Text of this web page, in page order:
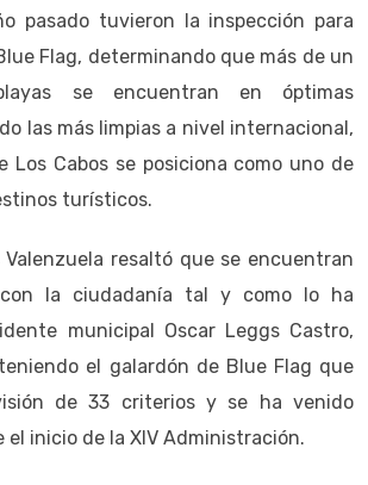
pasado tuvieron la inspección para
Flag, determinando que más de un
se encuentran en óptimas
las más limpias a nivel internacional,
Los Cabos se posiciona como uno de
turísticos.
Valenzuela resaltó que se encuentran
con la ciudadanía tal y como lo ha
municipal Oscar Leggs Castro,
el galardón de Blue Flag que
de 33 criterios y se ha venido
el inicio de la XIV Administración.